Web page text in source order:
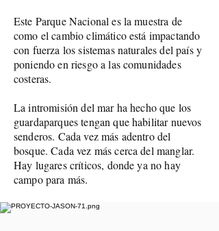
Este Parque Nacional es la muestra de
como el cambio climático está impactando
con fuerza los sistemas naturales del país y
poniendo en riesgo a las comunidades
costeras.
La intromisión del mar ha hecho que los
guardaparques tengan que habilitar nuevos
senderos. Cada vez más adentro del
bosque. Cada vez más cerca del manglar.
Hay lugares críticos, donde ya no hay
campo para más.